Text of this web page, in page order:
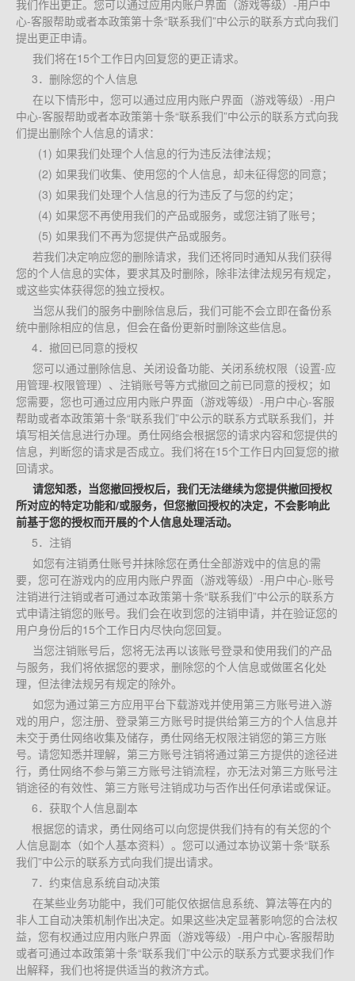
我们作出更正。您可以通过应用内账户界面（游戏等级）-用户中
心-客服帮助或者本政策第十条“联系我们”中公示的联系方式向我们
提出更正申请。
我们将在15个工作日内回复您的更正请求。
3．删除您的个人信息
在以下情形中，您可以通过应用内账户界面（游戏等级）-用户
中心-客服帮助或者本政策第十条“联系我们”中公示的联系方式向我
们提出删除个人信息的请求：
(1) 如果我们处理个人信息的行为违反法律法规；
(2) 如果我们收集、使用您的个人信息，却未征得您的同意；
(3) 如果我们处理个人信息的行为违反了与您的约定；
(4) 如果您不再使用我们的产品或服务，或您注销了账号；
(5) 如果我们不再为您提供产品或服务。
若我们决定响应您的删除请求，我们还将同时通知从我们获得
您的个人信息的实体，要求其及时删除，除非法律法规另有规定，
或这些实体获得您的独立授权。
当您从我们的服务中删除信息后，我们可能不会立即在备份系
统中删除相应的信息，但会在备份更新时删除这些信息。
4．撤回已同意的授权
您可以通过删除信息、关闭设备功能、关闭系统权限（设置-应
用管理-权限管理）、注销账号等方式撤回之前已同意的授权；如
您需要，您也可通过应用内账户界面（游戏等级）-用户中心-客服
帮助或者本政策第十条“联系我们”中公示的联系方式联系我们，并
填写相关信息进行办理。勇仕网络会根据您的请求内容和您提供的
信息，判断您的请求是否成立。我们将在15个工作日内回复您的撤
回请求。
请您知悉，当您撤回授权后，我们无法继续为您提供撤回授权
所对应的特定功能和/或服务，但您撤回授权的决定，不会影响此
前基于您的授权而开展的个人信息处理活动。
5．注销
如您有注销勇仕账号并抹除您在勇仕全部游戏中的信息的需
要，您可在游戏内的应用内账户界面（游戏等级）-用户中心-账号
注销进行注销或者可通过本政策第十条“联系我们”中公示的联系方
式申请注销您的账号。我们会在收到您的注销申请，并在验证您的
用户身份后的15个工作日内尽快向您回复。
当您注销账号后，您将无法再以该账号登录和使用我们的产品
与服务，我们将依据您的要求，删除您的个人信息或做匿名化处
理，但法律法规另有规定的除外。
如您为通过第三方应用平台下载游戏并使用第三方账号进入游
戏的用户，您注册、登录第三方账号时提供给第三方的个人信息并
未交于勇仕网络收集及储存，勇仕网络无权限注销您的第三方账
号。请您知悉并理解，第三方账号注销将通过第三方提供的途径进
行，勇仕网络不参与第三方账号注销流程，亦无法对第三方账号注
销途径的有效性、第三方账号注销成功与否作出任何承诺或保证。
6．获取个人信息副本
根据您的请求，勇仕网络可以向您提供我们持有的有关您的个
人信息副本（如个人基本资料）。您可以通过本协议第十条“联系
我们”中公示的联系方式向我们提出请求。
7．约束信息系统自动决策
在某些业务功能中，我们可能仅依据信息系统、算法等在内的
非人工自动决策机制作出决定。如果这些决定显著影响您的合法权
益，您有权通过应用内账户界面（游戏等级）-用户中心-客服帮助
或者可通过本政策第十条“联系我们”中公示的联系方式要求我们作
出解释，我们也将提供适当的救济方式。